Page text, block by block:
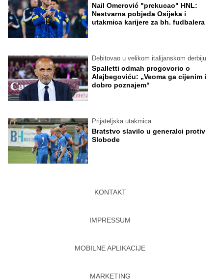
Nail Omerović "prekucao" HNL:
Nestvarna pobjeda Osijeka i
utakmica karijere za bh. fudbalera
Debitovao u velikom italijanskom derbiju
Spalletti odmah progovorio o
Alajbegoviću: „Veoma ga cijenim i
dobro poznajem“
Prijateljska utakmica
Bratstvo slavilo u generalci protiv
Slobode
KONTAKT
IMPRESSUM
MOBILNE APLIKACIJE
MARKETING